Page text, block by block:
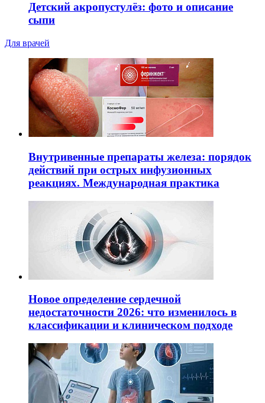
Детский акропустулёз: фото и описание
сыпи
Для врачей
Внутривенные препараты железа: порядок
действий при острых инфузионных
реакциях. Международная практика
Новое определение сердечной
недостаточности 2026: что изменилось в
классификации и клиническом подходе